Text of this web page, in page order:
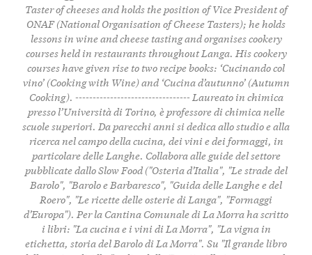
Taster of cheeses and holds the position of Vice President of
ONAF (National Organisation of Cheese Tasters); he holds
lessons in wine and cheese tasting and organises cookery
courses held in restaurants throughout Langa. His cookery
courses have given rise to two recipe books: ‘Cucinando col
vino’ (Cooking with Wine) and ‘Cucina d’autunno’ (Autumn
Cooking). --------------------------------- Laureato in chimica
presso l’Università di Torino, è professore di chimica nelle
scuole superiori. Da parecchi anni si dedica allo studio e alla
ricerca nel campo della cucina, dei vini e dei formaggi, in
particolare delle Langhe. Collabora alle guide del settore
pubblicate dallo Slow Food ("Osteria d’Italia", "Le strade del
Barolo", "Barolo e Barbaresco", "Guida delle Langhe e del
Roero", "Le ricette delle osterie di Langa", "Formaggi
d’Europa"). Per la Cantina Comunale di La Morra ha scritto
i libri: "La cucina e i vini di La Morra", "La vigna in
etichetta, storia del Barolo di La Morra". Su "Il grande libro